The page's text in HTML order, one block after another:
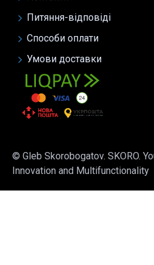
Питяння-відповіді
Способи оплати
Умови доставки
© Gleb Skorobogatov. SKORO.
Innovation and Multifunctionality